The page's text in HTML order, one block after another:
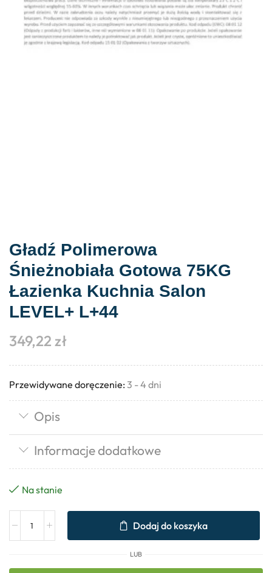
Gładź Polimerowa
Śnieżnobiała Gotowa 75KG
Łazienka Kuchnia Salon
LEVEL+ L+44
349,22 zł
Przewidywane doręczenie: 3 - 4 dni
Opis
Informacje dodatkowe
Na stanie
Dodaj do koszyka
LUB